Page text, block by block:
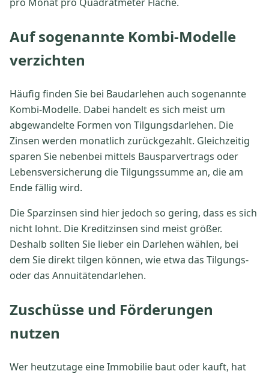
Auf sogenannte Kombi-Modelle
verzichten
Häufig finden Sie bei Baudarlehen auch sogenannte
Kombi-Modelle. Dabei handelt es sich meist um
abgewandelte Formen von Tilgungsdarlehen. Die
Zinsen werden monatlich zurückgezahlt. Gleichzeitig
sparen Sie nebenbei mittels Bausparvertrags oder
Lebensversicherung die Tilgungssumme an, die am
Ende fällig wird.
Die Sparzinsen sind hier jedoch so gering, dass es sich
nicht lohnt. Die Kreditzinsen sind meist größer.
Deshalb sollten Sie lieber ein Darlehen wählen, bei
dem Sie direkt tilgen können, wie etwa das Tilgungs-
oder das Annuitätendarlehen.
Zuschüsse und Förderungen
nutzen
Wer heutzutage eine Immobilie baut oder kauft, hat